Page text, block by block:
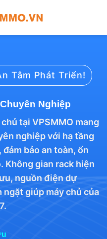
Tâm Phát Triển!
Nghiệp
tại VPSMMO mang
nghiệp với hạ tầng
bảo an toàn, ổn
Không gian rack hiện
nguồn điện dự
ngặt giúp máy chủ của